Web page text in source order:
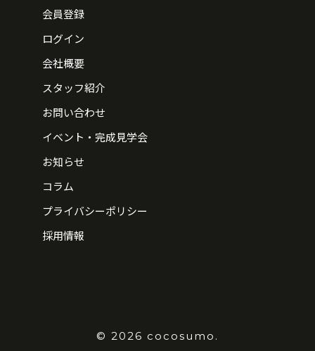
会員登録
ログイン
会社概要
スタッフ紹介
お問い合わせ
イベント・完成見学会
お知らせ
コラム
プライバシーポリシー
採用情報
© 2026 cocosumo.